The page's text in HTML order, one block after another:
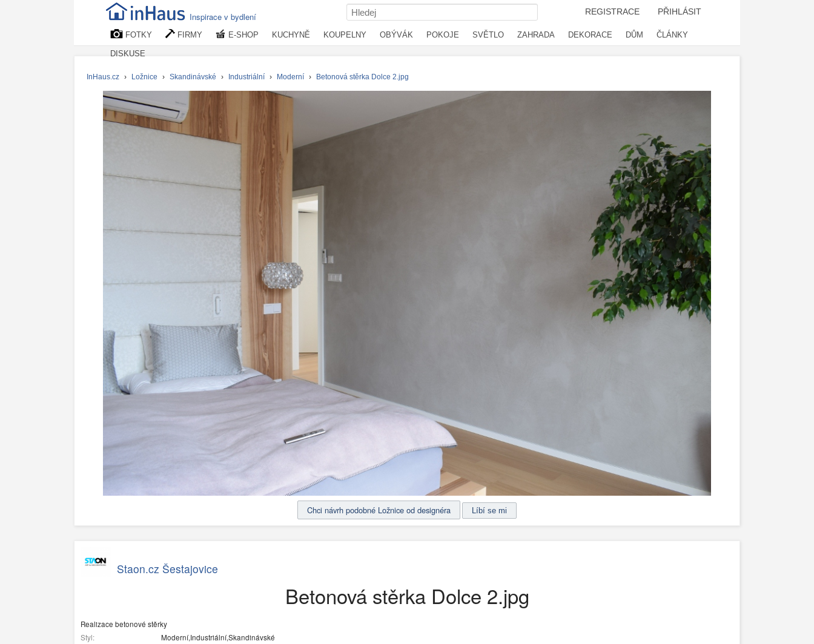
Inspirace v bydlení REGISTRACE PŘIHLÁSIT
FOTKY FIRMY E-SHOP KUCHYNĚ KOUPELNY OBÝVÁK POKOJE SVĚTLO ZAHRADA DEKORACE DŮM ČLÁNKY
DISKUSE
InHaus.cz › Ložnice › Skandinávské › Industriální › Moderní › Betonová stěrka Dolce 2.jpg
Chci návrh podobné Ložnice od designéra
Staon.cz Šestajovice
Betonová stěrka Dolce 2.jpg
Realizace betonové stěrky
Styl:
Moderní,Industriální,Skandinávské